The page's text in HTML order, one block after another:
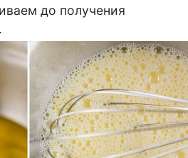
до получения